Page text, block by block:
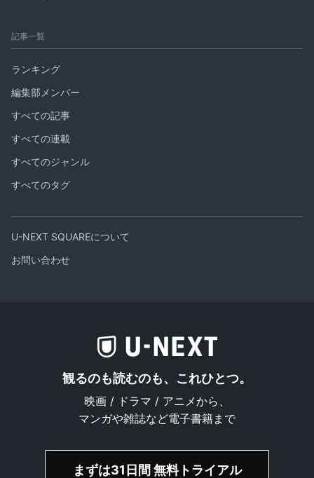
記事一覧
ランキング
編集部メンバー
すべての記事
すべての連載
すべてのジャンル
すべてのタグ
U-NEXT SQUAREについて
お問い合わせ
観るのも読むのも、これひとつ。
映画 / ドラマ / アニメから、
マンガや雑誌など電子書籍まで
まずは31日間 無料トライアル